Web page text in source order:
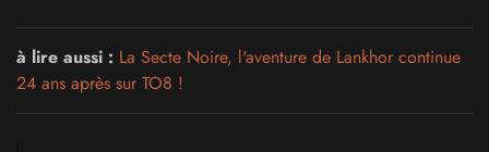
à lire aussi : La Secte Noire, l'aventure de Lankhor continue
24 ans après sur TO8 !